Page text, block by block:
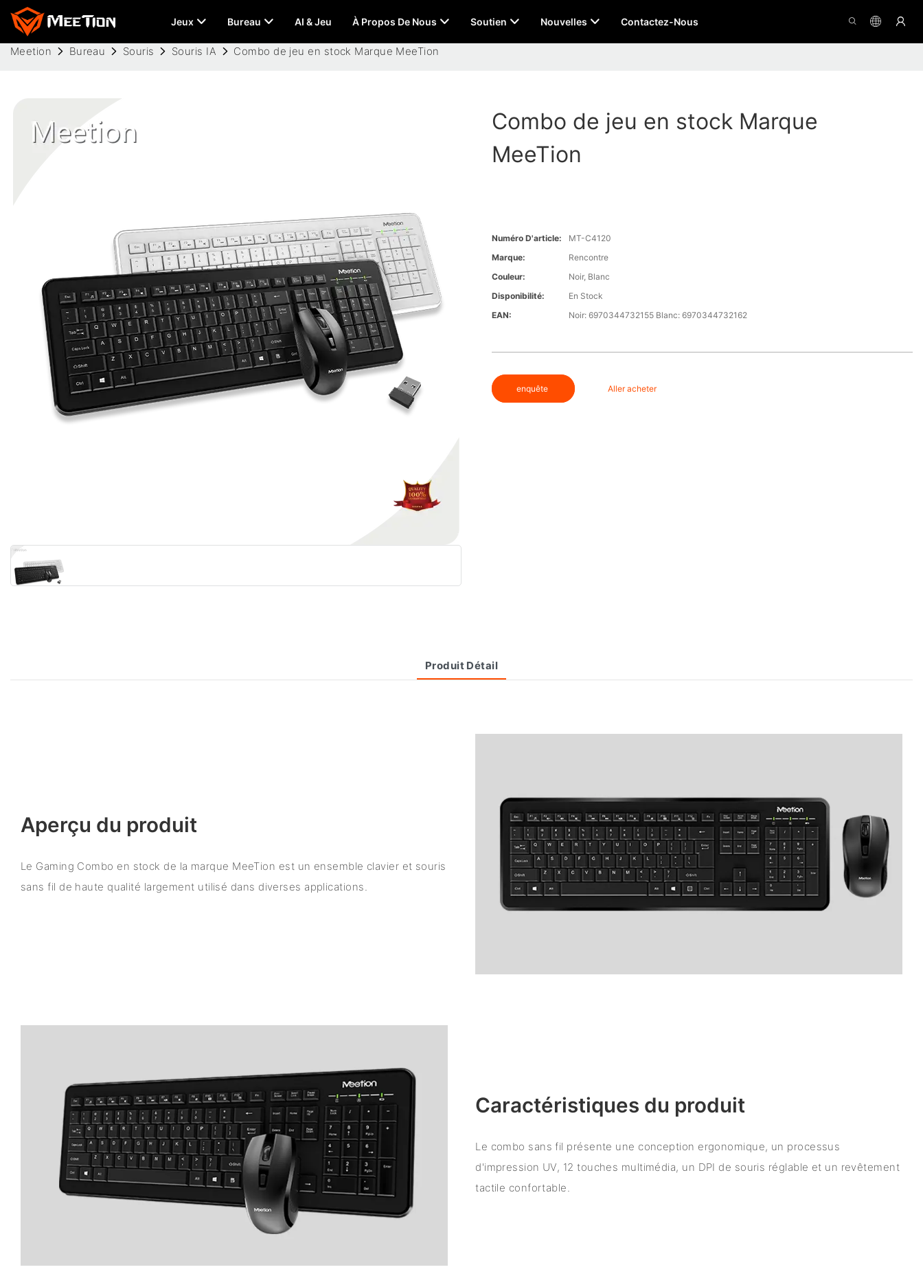
Jeux Bureau AI & Jeu À Propos De Nous Soutien Nouvelles Contactez-Nous
Meetion Bureau Souris Souris IA Combo de jeu en stock Marque MeeTion
Combo de jeu en stock Marque
MeeTion
Numéro D'article:
MT-C4120
Marque:
Rencontre
Couleur:
Noir, Blanc
Disponibilité:
En Stock
EAN:
Noir: 6970344732155 Blanc: 6970344732162
enquête Aller acheter
Produit Détail
Aperçu du produit
Le Gaming Combo en stock de la marque MeeTion est un ensemble clavier et souris
sans fil de haute qualité largement utilisé dans diverses applications.
Caractéristiques du produit
Le combo sans fil présente une conception ergonomique, un processus
d'impression UV, 12 touches multimédia, un DPI de souris réglable et un revêtement
tactile confortable.